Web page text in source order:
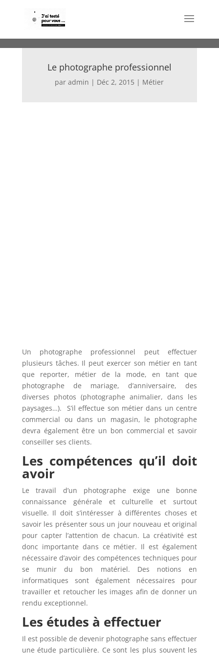
Le photographe professionnel
paradmin | Déc 2, 2015 | Métier
Un photographe professionnel peut effectuer
plusieurs tâches. Il peut exercer son métier en tant
que reporter, métier de la mode, en tant que
photographe de mariage, d’anniversaire, des
diverses photos (photographe animalier, dans les
paysages…).
S’il effectue son métier dans un centre
commercial ou dans un magasin, le photographe
devra également être un bon commercial et savoir
conseiller ses clients.
Les compétences qu’il doit
avoir
Le travail d’un photographe exige une bonne
connaissance générale et culturelle et surtout
visuelle. Il doit s’intéresser à différentes choses et
savoir les présenter sous un jour nouveau et original
pour capter l’attention de chacun. La créativité est
donc importante dans ce métier. Il est également
nécessaire d’avoir des compétences techniques pour
se munir du bon matériel. Des notions en
informatiques sont également nécessaires pour
travailler et retoucher les images afin de donner un
rendu exceptionnel.
Les études à effectuer
Il est possible de devenir photographe sans effectuer
une étude particulière. Ce sont les plus souvent les